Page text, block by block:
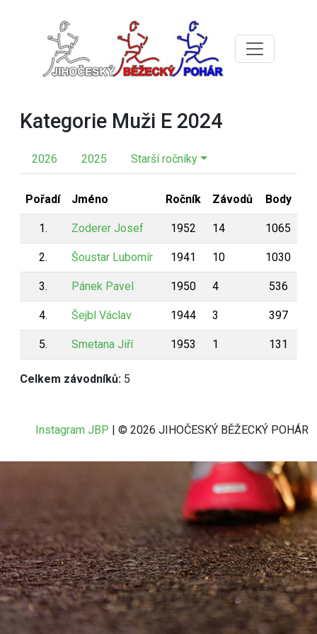
Kategorie Muži E 2024
2026 2025 Starší ročníky
Pořadí Jméno Ročník Závodů Body
1. Zoderer Josef 1952 14 1065
2. Šoustar Lubomír 1941 10 1030
3. Pánek Pavel 1950 4 536
4. Šejbl Václav 1944 3 397
5. Smetana Jiří 1953 1 131
Celkem závodníků: 5
Instagram JBP | © 2026 JIHOČESKÝ BĚŽECKÝ POHÁR